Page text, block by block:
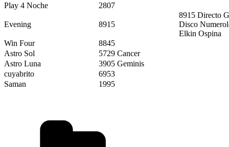
Play 4 Noche
2807
Evening 8915
8915 Directo
Disco
Elkin Ospina
Win Four
8845
Astro Sol
5729 Cancer
Astro Luna
3905 Geminis
cuyabrito
6953
Saman
1995